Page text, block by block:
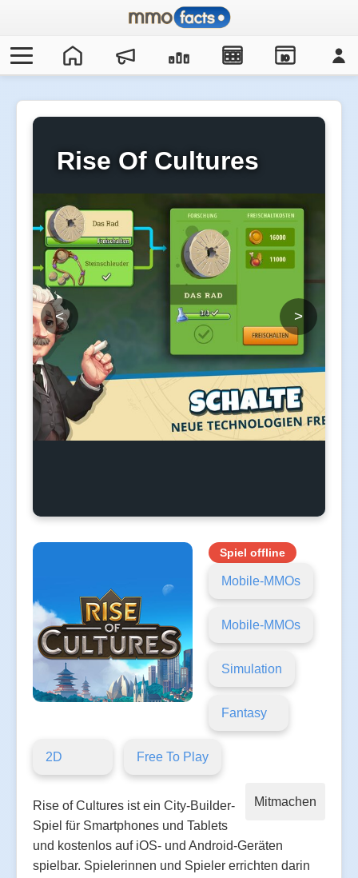
IO
Rise Of Cultures
< >
Spiel offline
Mobile-MMOs
Mobile-MMOs
Simulation
Fantasy
2D Free To Play
Mitmachen
Rise of Cultures ist ein City-Builder-
Spiel für Smartphones und Tablets
und kostenlos auf iOS- und Android-Geräten
spielbar. Spielerinnen und Spieler errichten darin